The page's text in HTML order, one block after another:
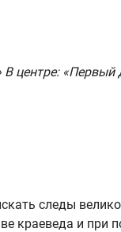
центре:
следы
краеведа и